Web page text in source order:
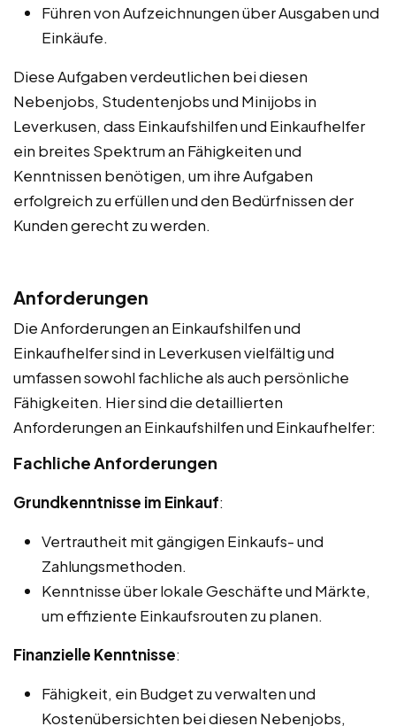
Führen von Aufzeichnungen über Ausgaben und
Einkäufe.
Diese Aufgaben verdeutlichen bei diesen
Nebenjobs, Studentenjobs und Minijobs in
Leverkusen, dass Einkaufshilfen und Einkaufhelfer
ein breites Spektrum an Fähigkeiten und
Kenntnissen benötigen, um ihre Aufgaben
erfolgreich zu erfüllen und den Bedürfnissen der
Kunden gerecht zu werden.
Anforderungen
Die Anforderungen an Einkaufshilfen und
Einkaufhelfer sind in Leverkusen vielfältig und
umfassen sowohl fachliche als auch persönliche
Fähigkeiten. Hier sind die detaillierten
Anforderungen an Einkaufshilfen und Einkaufhelfer:
Fachliche Anforderungen
Grundkenntnisse im Einkauf:
Vertrautheit mit gängigen Einkaufs- und
Zahlungsmethoden.
Kenntnisse über lokale Geschäfte und Märkte,
um effiziente Einkaufsrouten zu planen.
Finanzielle Kenntnisse:
Fähigkeit, ein Budget zu verwalten und
Kostenübersichten bei diesen Nebenjobs,